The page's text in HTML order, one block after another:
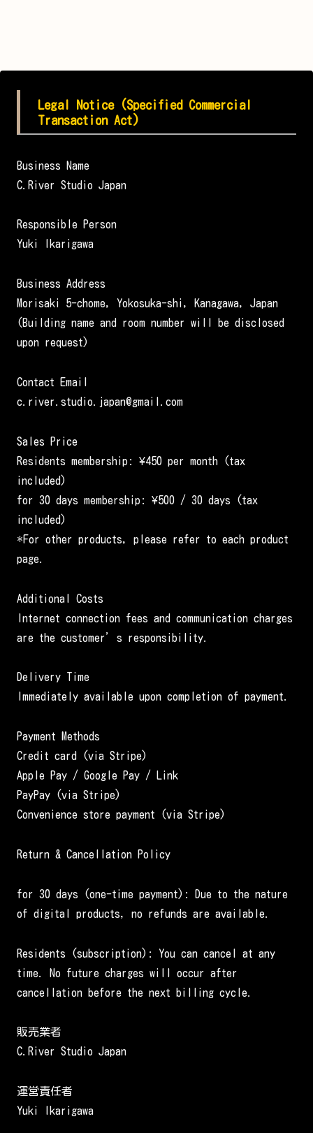
Legal Notice (Specified Commercial
Transaction Act)
Business Name
C.River Studio Japan
Responsible Person
Yuki Ikarigawa
Business Address
Morisaki 5-chome, Yokosuka-shi, Kanagawa, Japan
(Building name and room number will be disclosed
upon request)
Contact Email
c.river.studio.japan@gmail.com
Sales Price
Residents membership: ¥450 per month (tax
included)
for 30 days membership: ¥500 / 30 days (tax
included)
*For other products, please refer to each product
page.
Additional Costs
Internet connection fees and communication charges
are the customer’s responsibility.
Delivery Time
Immediately available upon completion of payment.
Payment Methods
Credit card (via Stripe)
Apple Pay / Google Pay / Link
PayPay (via Stripe)
Convenience store payment (via Stripe)
Return & Cancellation Policy
for 30 days (one-time payment): Due to the nature
of digital products, no refunds are available.
Residents (subscription): You can cancel at any
time. No future charges will occur after
cancellation before the next billing cycle.
販売業者
C.River Studio Japan
運営責任者
Yuki Ikarigawa